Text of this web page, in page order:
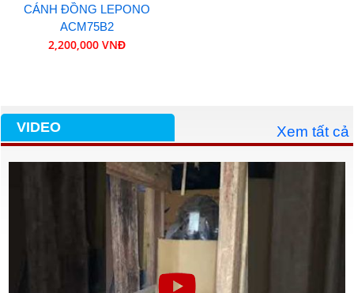
CÁNH ĐỒNG LEPONO
ACM75B2
2,200,000 VNĐ
VIDEO Xem tất cả